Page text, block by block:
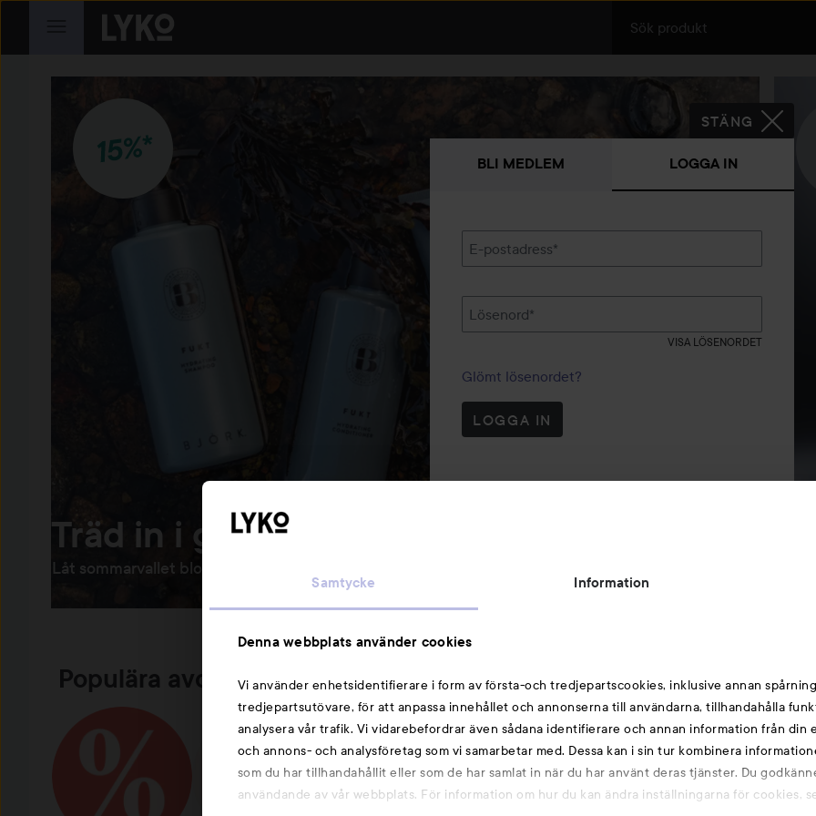
Samtycke Information
Denna webbplats använder cookies
Vi använder enhetsidentifierare i form av första-och tredjepartscookies, inklusive annan
tredjepartsutövare, för att anpassa innehållet och annonserna till användarna, tillhandahålla
analysera vår trafik. Vi vidarebefordrar även sådana identifierare och annan information från din
och annons- och analysföretag som vi samarbetar med. Dessa kan i sin tur kombinera
som du har tillhandahållit eller som de har samlat in när du har använt deras tjänster. Du
användande av vår webbplats. För information om hur du kan ändra inställningarna för cookies,
HOPPA TILL INNEHÅLLET
Träd in i glansen
Låt sommarvallet blomstra med 15%* på hårprodukter från Björk!
Populära avdelningar
STÄNG
BLI MEDLEM LOGGA IN
E-postadress*
Lösenord*
VISA LÖSENORDET
Glömt lösenordet?
LOGGA IN